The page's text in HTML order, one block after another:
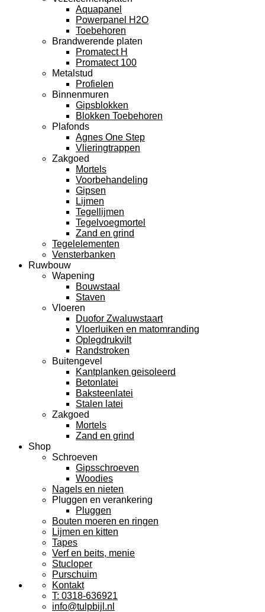
Aquapanel
Powerpanel H2O
Toebehoren
Brandwerende platen
Promatect H
Promatect 100
Metalstud
Profielen
Binnenmuren
Gipsblokken
Blokken Toebehoren
Plafonds
Agnes One Step
Vlieringtrappen
Zakgoed
Mortels
Voorbehandeling
Gipsen
Lijmen
Tegellijmen
Tegelvoegmortel
Zand en grind
Tegelelementen
Vensterbanken
Ruwbouw
Wapening
Bouwstaal
Staven
Vloeren
Duofor Zwaluwstaart
Vloerluiken en matomranding
Oplegdrukvilt
Randstroken
Buitengevel
Kantplanken geisoleerd
Betonlatei
Baksteenlatei
Stalen latei
Zakgoed
Mortels
Zand en grind
Shop
Schroeven
Gipsschroeven
Woodies
Nagels en nieten
Pluggen en verankering
Pluggen
Bouten moeren en ringen
Lijmen en kitten
Tapes
Verf en beits, menie
Stucloper
Purschuim
Kontakt
T: 0318-636921
info@tulpbijl.nl